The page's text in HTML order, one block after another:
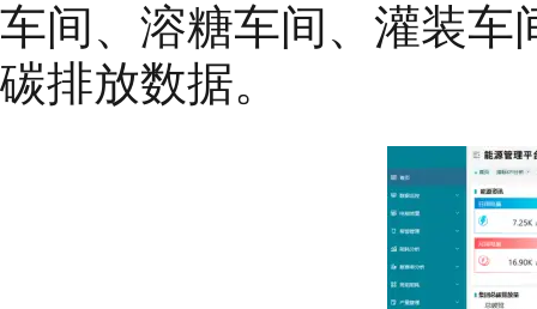
车间、溶糖车间、灌装车
碳排放数据。